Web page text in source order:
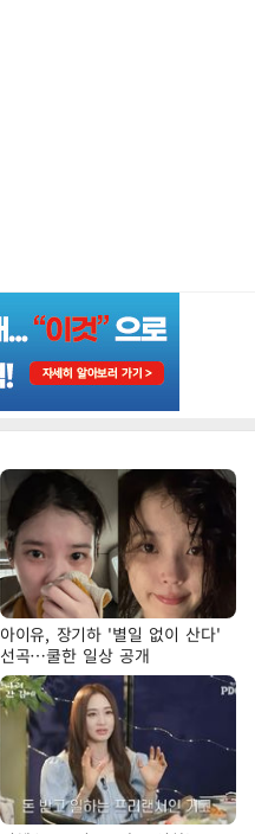
아이유, 장기하 '별일 없이 산다'
선곡…쿨한 일상 공개